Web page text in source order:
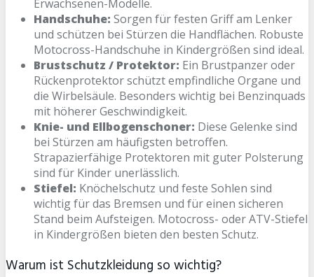
Erwachsenen-Modelle.
Handschuhe: Sorgen für festen Griff am Lenker
und schützen bei Stürzen die Handflächen. Robuste
Motocross-Handschuhe in Kindergrößen sind ideal.
Brustschutz / Protektor: Ein Brustpanzer oder
Rückenprotektor schützt empfindliche Organe und
die Wirbelsäule. Besonders wichtig bei Benzinquads
mit höherer Geschwindigkeit.
Knie- und Ellbogenschoner: Diese Gelenke sind
bei Stürzen am häufigsten betroffen.
Strapazierfähige Protektoren mit guter Polsterung
sind für Kinder unerlässlich.
Stiefel: Knöchelschutz und feste Sohlen sind
wichtig für das Bremsen und für einen sicheren
Stand beim Aufsteigen. Motocross- oder ATV-Stiefel
in Kindergrößen bieten den besten Schutz.
Warum ist Schutzkleidung so wichtig?